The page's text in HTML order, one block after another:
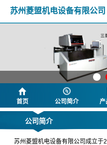
苏州菱盟机电设备有限公司
首页 公司简介 产
公司简介
苏州菱盟机电设备有限公司成立于